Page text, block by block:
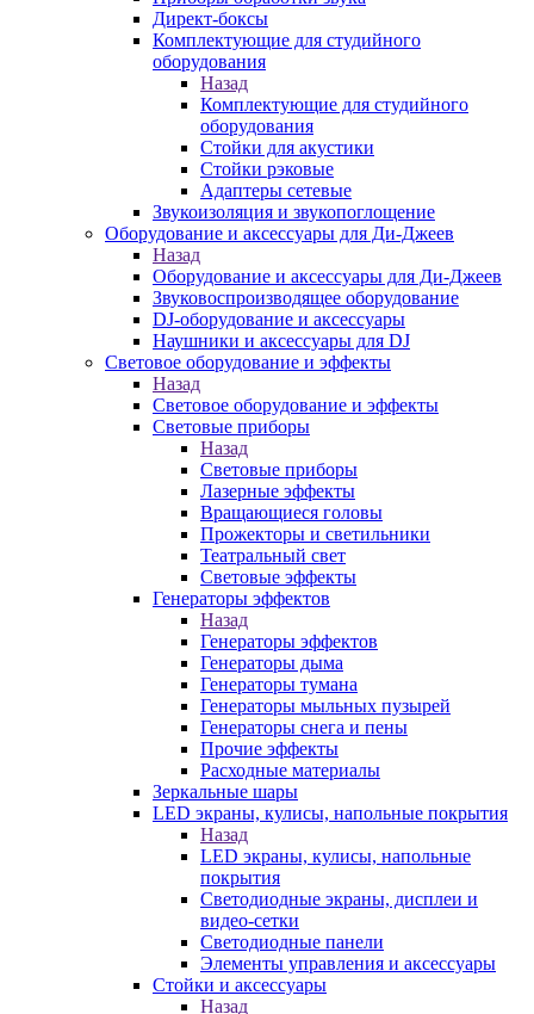
Директ-боксы
Комплектующие для студийного
оборудования
Назад
Комплектующие для студийного
оборудования
Стойки для акустики
Стойки рэковые
Адаптеры сетевые
Звукоизоляция и звукопоглощение
Оборудование и аксессуары для Ди-Джеев
Назад
Оборудование и аксессуары для Ди-Джеев
Звуковоспроизводящее оборудование
DJ-оборудование и аксессуары
Наушники и аксессуары для DJ
Световое оборудование и эффекты
Назад
Световое оборудование и эффекты
Световые приборы
Назад
Световые приборы
Лазерные эффекты
Вращающиеся головы
Прожекторы и светильники
Театральный свет
Световые эффекты
Генераторы эффектов
Назад
Генераторы эффектов
Генераторы дыма
Генераторы тумана
Генераторы мыльных пузырей
Генераторы снега и пены
Прочие эффекты
Расходные материалы
Зеркальные шары
LED экраны, кулисы, напольные покрытия
Назад
LED экраны, кулисы, напольные
покрытия
Светодиодные экраны, дисплеи и
видео-сетки
Светодиодные панели
Элементы управления и аксессуары
Стойки и аксессуары
Назад